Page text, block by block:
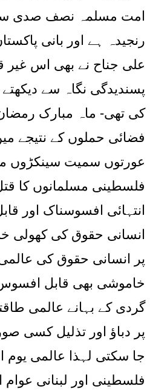
امت مسلمہ نصف صدی
رنجیدہ ہے اور بانی
علی جناح نے بھی اس غیر
پسندیدگی نگاہ سے
کی تھی- ماہ مبارک
فضائی حملوں کے نتیجے
عورتوں سمیت سینکڑوں
فلسطینی مسلمانوں کا
انتہائی افسوسناک اور
انسانی حقوق کی
پر انسانی حقوق کی
خاموشی بھی قابل
گردی کے بہانے عالمی
پر دباؤ اور تذلیل کسی
جا سکتی لہذا عالمی یوم
فلسطینی اور لبنانی